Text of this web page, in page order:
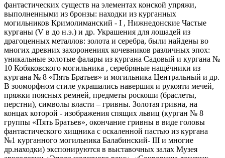
фантастических существ на элементах конской упряжи,
выполненными из бронзы: находки из курганных
могильников Кримолиманский - I , Нижнедонские Частые
курганы (V в до н.э.) и др. Украшения для лошадей из
драгоценных металлов: золота и серебра, были найдены во
многих древних захоронениях кочевников различных эпох:
уникальные золотые фалары из кургана Садовый и кургана №
10 Кобяковского могильника , серебряные нащёчники из
кургана № 8 «Пять Братьев» и могильника Центральный и др.
В зооморфном стиле украшались навершия и рукояти мечей,
пряжки поясных ремней, предметы роскоши (браслеты,
перстни), символы власти – гривны. Золотая гривна, на
концах которой - изображения спящих львиц (курган № 8
группы «Пять Братьев», окончание гривны в виде головы
фантастического хищника с оскаленной пастью из кургана
№1 курганного могильника Балабинский- III и многие
др.находки) экспонируются в выставочных залах Музея